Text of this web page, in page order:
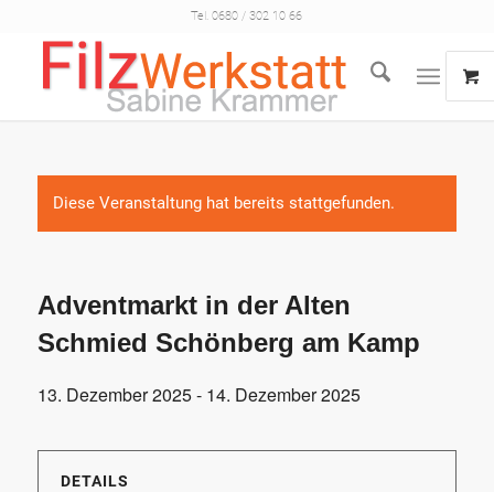
Tel. 0680 / 302 10 66
Diese Veranstaltung hat bereits stattgefunden.
Adventmarkt in der Alten
Schmied Schönberg am Kamp
13. Dezember 2025- 14. Dezember 2025
DETAILS